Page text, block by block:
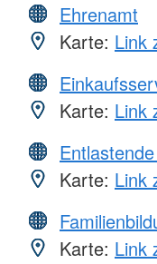
Ehrenamt
Karte: Link
Karte: Link
Karte: Link
Karte: Link